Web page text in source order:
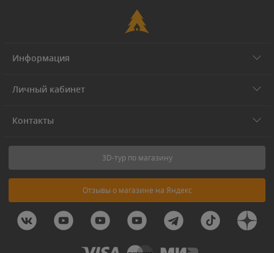
Информация
Личный кабинет
Контакты
3D-тур по магазину
Отзывы о магазине на Яндекс